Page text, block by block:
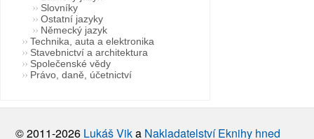
Slovníky
Ostatní jazyky
Německý jazyk
Technika, auta a elektronika
Stavebnictví a architektura
Společenské vědy
Právo, daně, účetnictví
© 2011-2026 Lukáš Vika Nakladatelství Eknihy hned